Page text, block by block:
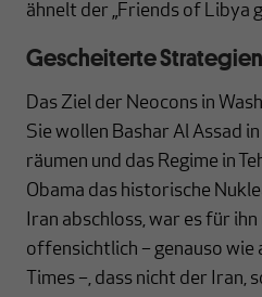
ähnelt der „Friends of Libya
Gescheiterte Strategien
Das Ziel der Neocons in
Sie wollen Bashar Al Assad
räumen und das Regime in
Obama das historische
Iran abschloss, war es für
offensichtlich – genauso wie
Times –, dass nicht der Iran,